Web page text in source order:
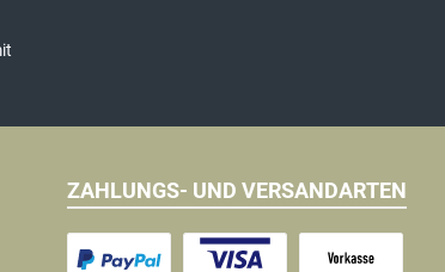
ZAHLUNGS- UND VERSANDARTEN